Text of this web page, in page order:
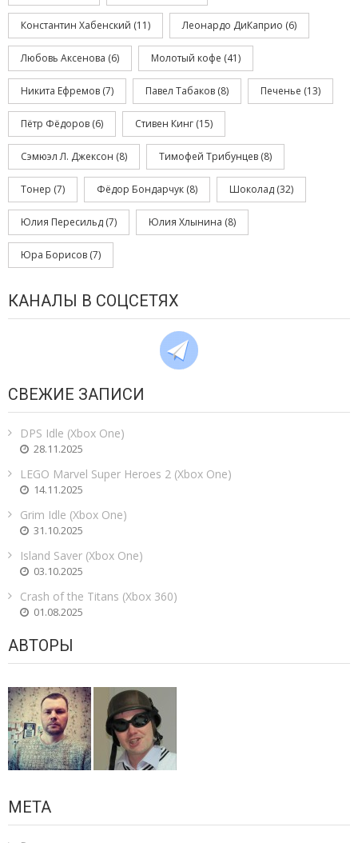
Константин Хабенский (11) Леонардо ДиКаприо (6)
Любовь Аксенова (6) Молотый кофе (41)
Никита Ефремов (7) Павел Табаков (8) Печенье (13)
Пётр Фёдоров (6) Стивен Кинг (15)
Сэмюэл Л. Джексон (8) Тимофей Трибунцев (8)
Тонер (7) Фёдор Бондарчук (8) Шоколад (32)
Юлия Пересильд (7) Юлия Хлынина (8)
Юра Борисов (7)
КАНАЛЫ В СОЦСЕТЯХ
СВЕЖИЕ ЗАПИСИ
DPS Idle (Xbox One)
28.11.2025
LEGO Marvel Super Heroes 2 (Xbox One)
14.11.2025
Grim Idle (Xbox One)
31.10.2025
Island Saver (Xbox One)
03.10.2025
Crash of the Titans (Xbox 360)
01.08.2025
АВТОРЫ
МЕТА